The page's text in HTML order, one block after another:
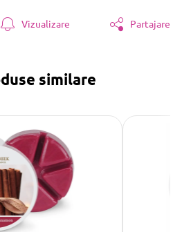
Vizualizare Partajare
similare